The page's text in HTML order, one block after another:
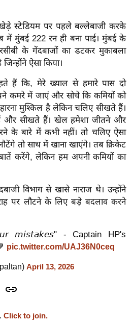
स्टेडियम पर पहले बल्लेबाजी करके
में मुंबई 222 रन ही बना पाई। मुंबई के
के गेंदबाजों का डटकर मुकाबला
ऐसा किया।
हैं कि, मेरे ख्याल से हमारे पास दो
कमरे में जाएं और सोचे कि कमियों को
मुश्किल है लेकिन चलिए सीखते हैं।
और सीखते हैं। खेल हमेशा जीतने और
के बारे में कभी नहीं। तो चलिए ऐसा
तो साथ में खाना खाएंगे। तब क्रिकेट
करेंगे, लेकिन हम अपनी कमियों का
विभाग से खासे नाराज थे। उन्होंने
पर लौटने के लिए बड़े बदलाव करने
𝘮𝘪𝘴𝘵𝘢𝘬𝘦𝘴" - Captain HP's
pic.twitter.com/UAJ36N0ceq
April 13, 2026
Click to join.